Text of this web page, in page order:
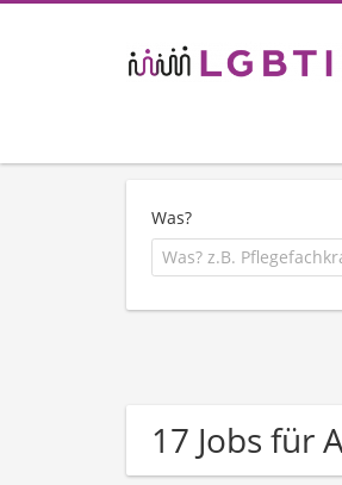
Was?
17 Jobs für